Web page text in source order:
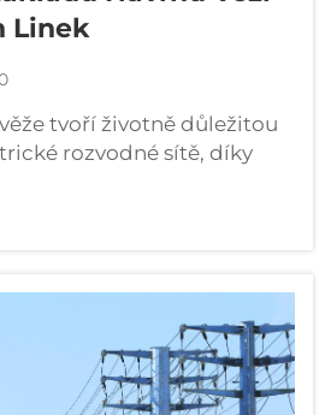
Linek
tvoří životně důležitou
rozvodné sítě, díky
cestovat na velké
masivní ocelové
silné vedení vysokého